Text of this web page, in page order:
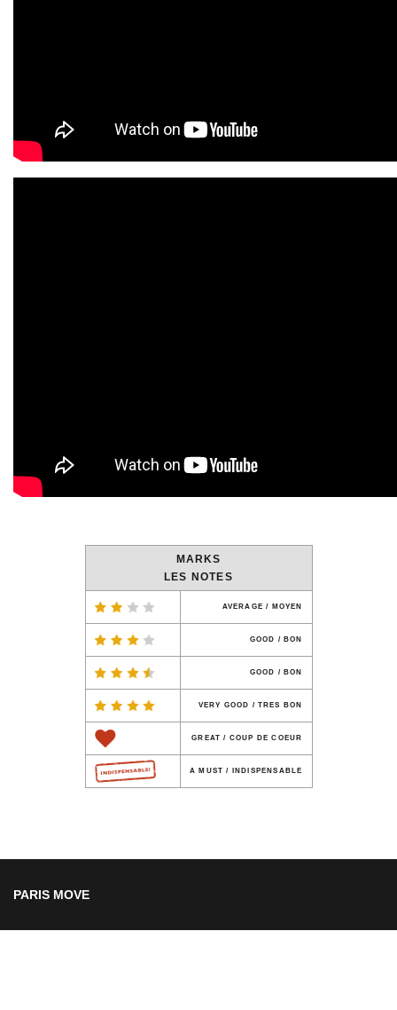
MARKS
LES NOTES
AVERAGE / MOYEN
GOOD / BON
GOOD / BON
VERY GOOD / TRES BON
GREAT / COUP DE COEUR
A MUST / INDISPENSABLE
PARIS MOVE